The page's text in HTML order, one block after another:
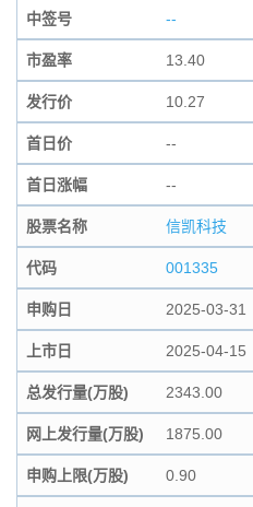
中签号 --
市盈率 13.40
发行价 10.27
首日价 --
首日涨幅 --
股票名称 信凯科技
代码 001335
申购日 2025-03-31
上市日 2025-04-15
总发行量(万股) 2343.00
网上发行量(万股) 1875.00
申购上限(万股) 0.90